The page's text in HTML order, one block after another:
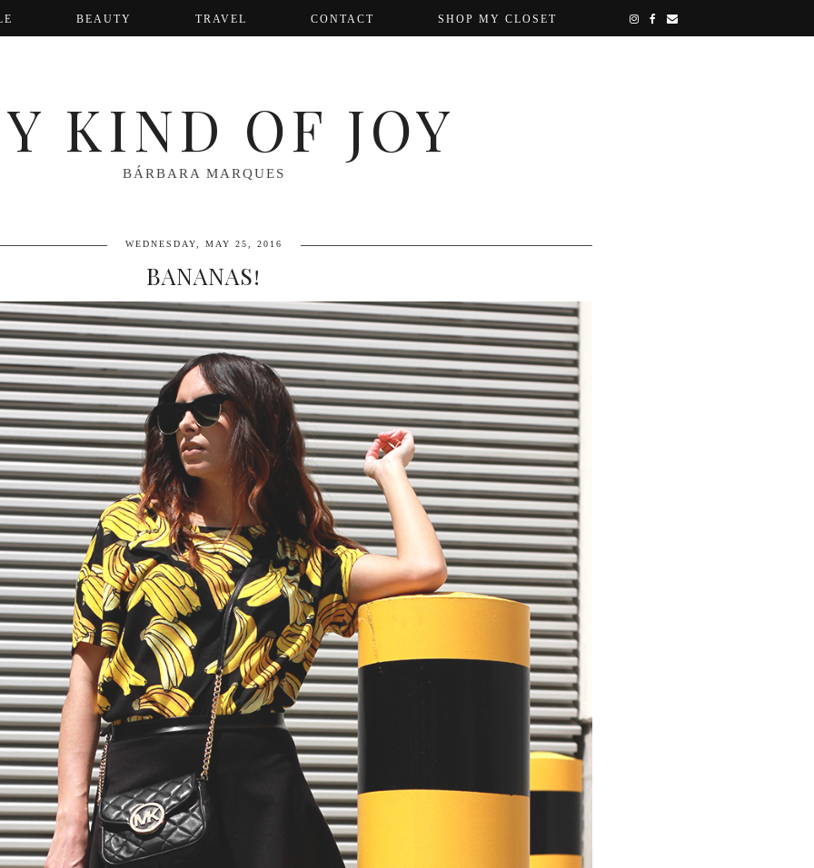
BEAUTY TRAVEL CONTACT SHOP MY CLOSET
KIND OF JOY
BÁRBARA MARQUES
WEDNESDAY, MAY 25, 2016
BANANAS!